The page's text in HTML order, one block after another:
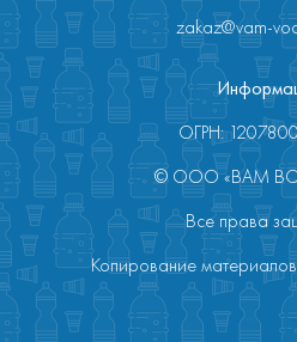
zakaz@vam-
ОГРН:
© ООО «ВАМ
Все права
Копирование